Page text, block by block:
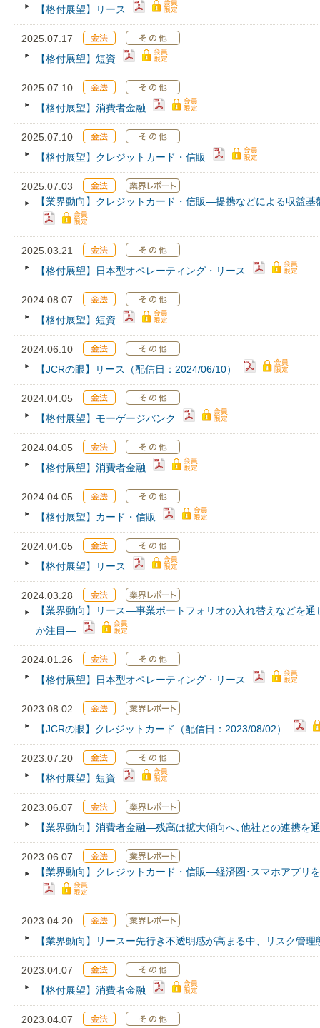
【格付展望】リース
2025.07.17
【格付展望】短資
2025.07.10
【格付展望】消費者金融
2025.07.10
【格付展望】クレジットカード・信販
2025.07.03
【業界動向】クレジットカード・信販―提携などによる収益
2025.03.21
【格付展望】日本型オペレーティング・リース
2024.08.07
【格付展望】短資
2024.06.10
【JCRの眼】リース（配信日：2024/06/10）
2024.04.05
【格付展望】モーゲージバンク
2024.04.05
【格付展望】消費者金融
2024.04.05
【格付展望】カード・信販
2024.04.05
【格付展望】リース
2024.03.28
【業界動向】リース―事業ポートフォリオの入れ替えなどを
か注目―
2024.01.26
【格付展望】日本型オペレーティング・リース
2023.08.02
【JCRの眼】クレジットカード（配信日：2023/08/02）
2023.07.20
【格付展望】短資
2023.06.07
【業界動向】消費者金融―残高は拡大傾向へ､他社との連携を
2023.06.07
【業界動向】クレジットカード・信販―経済圏･スマホアプ
2023.04.20
【業界動向】リースー先行き不透明感が高まる中、リスク管
2023.04.07
【格付展望】消費者金融
2023.04.07